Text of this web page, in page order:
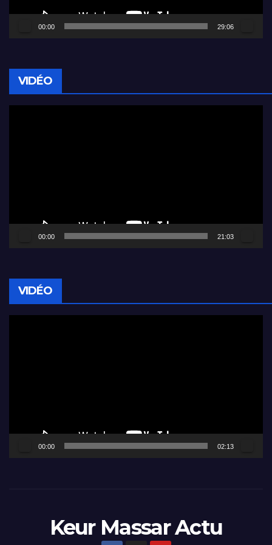
00:00 29:06
VIDÉO
00:00 21:03
VIDÉO
00:00 02:13
Keur Massar Actu